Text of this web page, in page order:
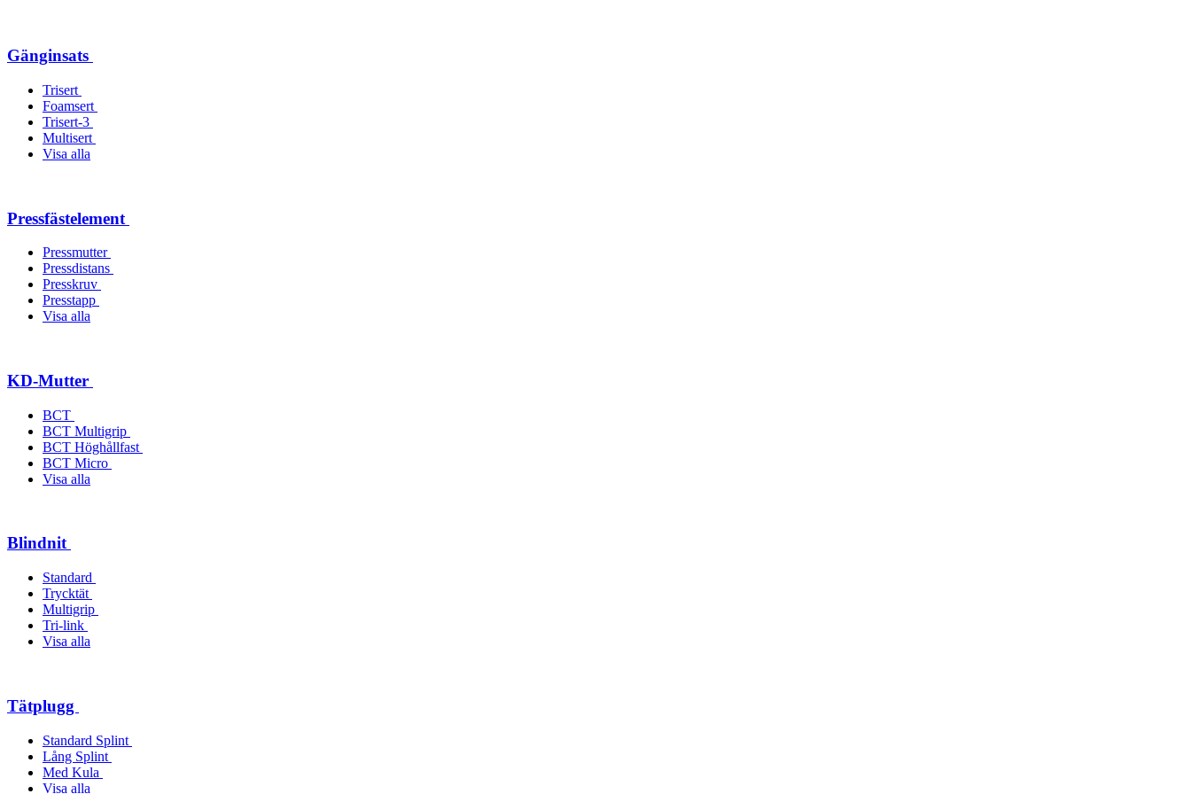
Gänginsats
Trisert
Foamsert
Trisert-3
Multisert
Visa alla
Pressfästelement
Pressmutter
Pressdistans
Presskruv
Presstapp
Visa alla
KD-Mutter
BCT
BCT Multigrip
BCT Höghållfast
BCT Micro
Visa alla
Blindnit
Standard
Trycktät
Multigrip
Tri-link
Visa alla
Tätplugg
Standard Splint
Lång Splint
Med Kula
Visa alla